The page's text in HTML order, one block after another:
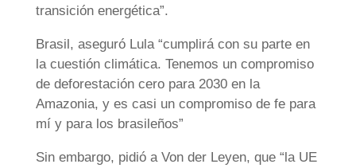
transición energética”.
Brasil, aseguró Lula “cumplirá con su parte en
la cuestión climática. Tenemos un compromiso
de deforestación cero para 2030 en la
Amazonia, y es casi un compromiso de fe para
mí y para los brasileños”
Sin embargo, pidió a Von der Leyen, que “la UE